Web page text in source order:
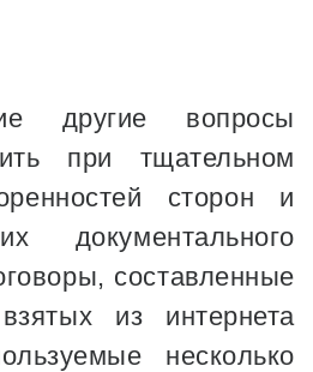
другие вопросы
при тщательном
сторон и
документального
составленные
из интернета
несколько